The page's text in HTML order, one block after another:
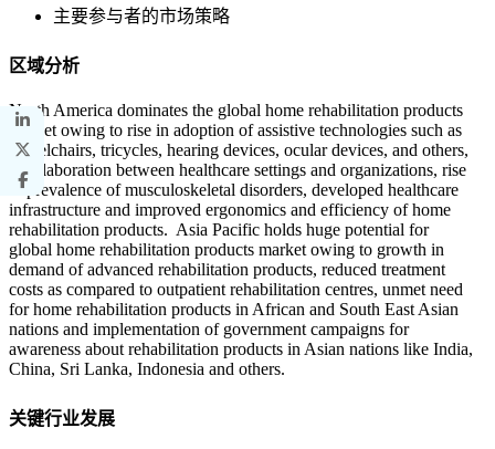
主要参与者的市场策略
区域分析
North America dominates the global home rehabilitation products
market owing to rise in adoption of assistive technologies such as
wheelchairs, tricycles, hearing devices, ocular devices, and others,
a collaboration between healthcare settings and organizations, rise
in prevalence of musculoskeletal disorders, developed healthcare
infrastructure and improved ergonomics and efficiency of home
rehabilitation products. Asia Pacific holds huge potential for
global home rehabilitation products market owing to growth in
demand of advanced rehabilitation products, reduced treatment
costs as compared to outpatient rehabilitation centres, unmet need
for home rehabilitation products in African and South East Asian
nations and implementation of government campaigns for
awareness about rehabilitation products in Asian nations like India,
China, Sri Lanka, Indonesia and others.
关键行业发展